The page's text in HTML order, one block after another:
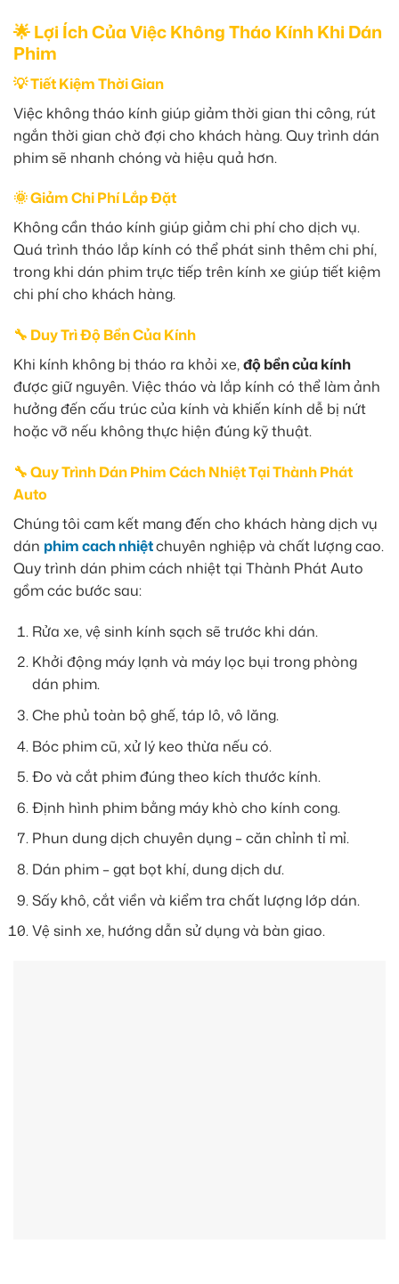
🌟 Lợi Ích Của Việc Không Tháo Kính Khi Dán
Phim
💡 Tiết Kiệm Thời Gian
Việc không tháo kính giúp giảm thời gian thi công, rút
ngắn thời gian chờ đợi cho khách hàng. Quy trình dán
phim sẽ nhanh chóng và hiệu quả hơn.
🌞 Giảm Chi Phí Lắp Đặt
Không cần tháo kính giúp giảm chi phí cho dịch vụ.
Quá trình tháo lắp kính có thể phát sinh thêm chi phí,
trong khi dán phim trực tiếp trên kính xe giúp tiết kiệm
chi phí cho khách hàng.
🔧 Duy Trì Độ Bền Của Kính
Khi kính không bị tháo ra khỏi xe,độ bền của kính
được giữ nguyên. Việc tháo và lắp kính có thể làm ảnh
hưởng đến cấu trúc của kính và khiến kính dễ bị nứt
hoặc vỡ nếu không thực hiện đúng kỹ thuật.
🔧 Quy Trình Dán Phim Cách Nhiệt Tại Thành Phát
Auto
Chúng tôi cam kết mang đến cho khách hàng dịch vụ
dán phim cach nhiệtchuyên nghiệp và chất lượng cao.
Quy trình dán phim cách nhiệt tại Thành Phát Auto
gồm các bước sau:
Rửa xe, vệ sinh kính sạch sẽ trước khi dán.
Khởi động máy lạnh và máy lọc bụi trong phòng
dán phim.
Che phủ toàn bộ ghế, táp lô, vô lăng.
Bóc phim cũ, xử lý keo thừa nếu có.
Đo và cắt phim đúng theo kích thước kính.
Định hình phim bằng máy khò cho kính cong.
Phun dung dịch chuyên dụng – căn chỉnh tỉ mỉ.
Dán phim – gạt bọt khí, dung dịch dư.
Sấy khô, cắt viền và kiểm tra chất lượng lớp dán.
Vệ sinh xe, hướng dẫn sử dụng và bàn giao.